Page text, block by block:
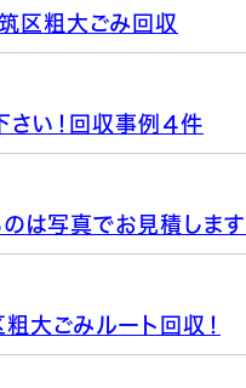
区粗大ごみ回収
い！回収事例４件
は写真でお見積します
大ごみルート回収！